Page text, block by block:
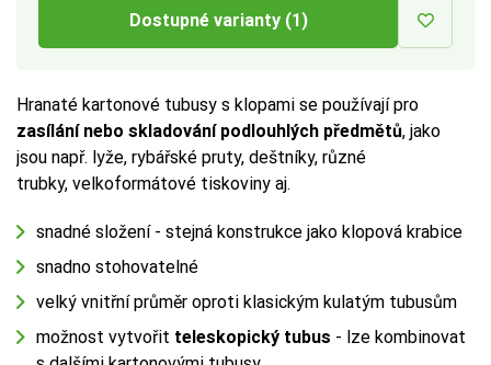
Dostupné varianty (1)
Hranaté kartonové tubusy s klopami se používají pro
zasílání nebo skladování podlouhlých předmětů, jako
jsou např. lyže, rybářské pruty, deštníky, různé
trubky, velkoformátové tiskoviny aj.
snadné složení - stejná konstrukce jako klopová krabice
snadno stohovatelné
velký vnitřní průměr oproti klasickým kulatým tubusům
možnost vytvořit teleskopický tubus - lze kombinovat
a vnitřním rozměrem až1 cmna každé straně.
BUTTON: Jak vybrat krabici
a vnitřním rozměrem až1 cmna každé straně.
BUTTON: Jak vybrat krabici
a vnitřním rozměrem až1 cmna každé straně.
BUTTON: Jak vybrat krabici